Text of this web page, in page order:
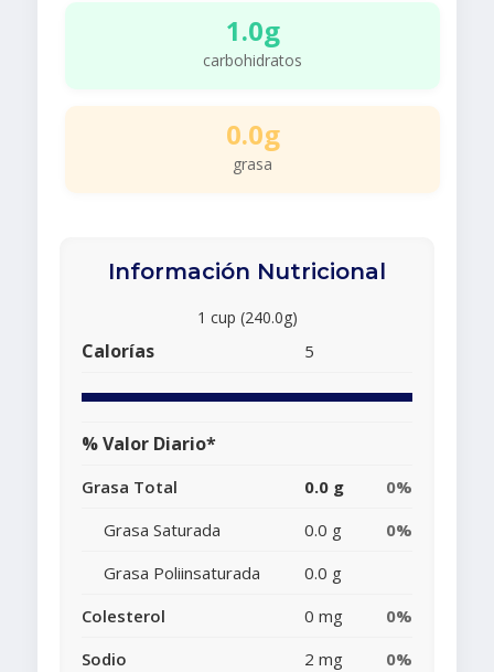
1.0g
carbohidratos
0.0g
grasa
Información Nutricional
1 cup (240.0g)
Calorías 5
% Valor Diario*
Grasa Total 0.0 g
0%
Grasa Saturada
0.0 g
0%
Grasa Poliinsaturada
0.0 g
Colesterol
0 mg
0%
Sodio
2 mg
0%